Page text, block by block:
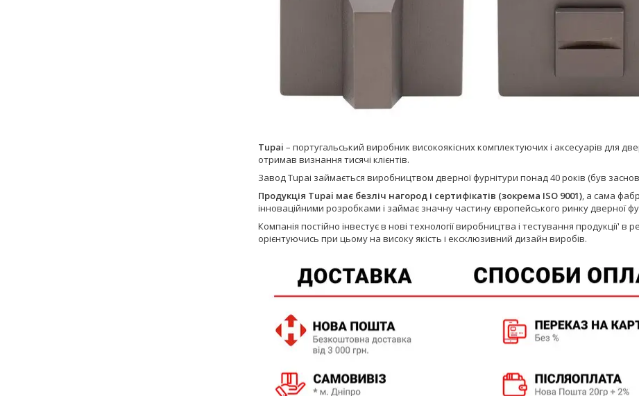
Tupai – португальський виробник високоякісних комплектуючих і аксесуарів для
отримав визнання тисячі клієнтів.
Завод Tupai займається виробництвом дверної фурнітури понад 40 років (був
Продукція Tupai має безліч нагород і сертифікатів (зокрема ISO 9001) , а сама
інноваційними розробками і займає значну частину європейського ринку дверної
Компанія постійно інвестує в нові технології виробництва і тестування продукції' в
орієнтуючись при цьому на високу якість і ексклюзивний дизайн виробів.